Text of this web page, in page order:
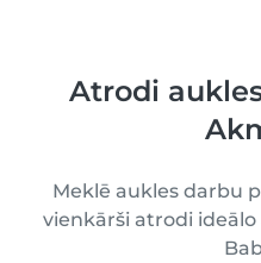
Atrodi
Meklē aukles darbu
vienkārši atrodi